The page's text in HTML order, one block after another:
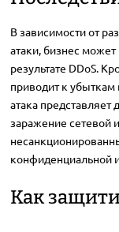
В зависимости от
атаки, бизнес может
результате DDoS.
приводит к
атака
заражение сетевой
конфиденциальной
Как